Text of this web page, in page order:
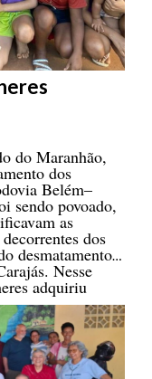
do Maranhão,
dos
Belém–
povoado,
as
dos
desmatamento e
Nesse
adquiriu